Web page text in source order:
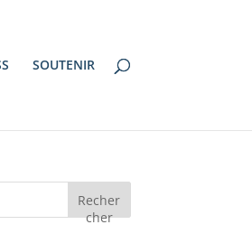
SOUTENIR
Recher
cher